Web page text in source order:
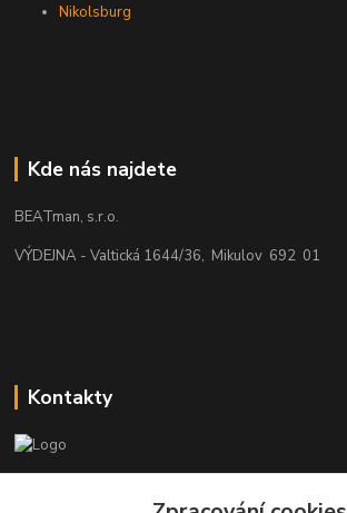
Nikolsburg
Kde nás najdete
BEATman, s.r.o.
VÝDEJNA - Valtická 1644/36, Mikulov 692 01
Kontakty